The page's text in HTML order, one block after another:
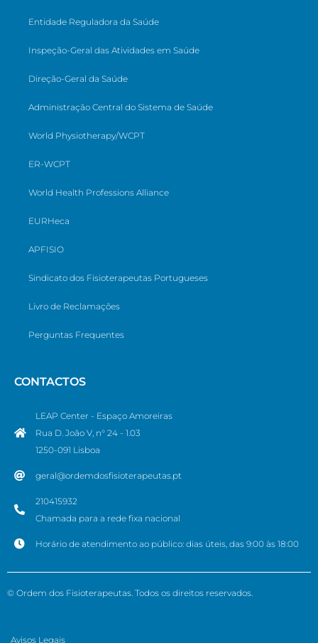
Entidade Reguladora da Saúde
Inspeção-Geral das Atividades em Saúde
Direção-Geral da Saúde
Administração Central do Sistema de Saúde
World Physiotherapy/WCPT
ER-WCPT
World Health Professions Alliance
EURHeca
APFISIO
Sindicato dos Fisioterapeutas Portugueses
Livro de Reclamações
Perguntas Frequentes
CONTACTOS
LEAP Center - Espaço Amoreiras
Rua D. João V, n° 24 - 1.03
1250-091 Lisboa
geral@ordemdosfisioterapeutas.pt
210415932
Chamada para a rede fixa nacional
Horário de atendimento ao público: dias úteis, das 9:00 às 18:00
© Ordem dos Fisioterapeutas. Todos os direitos reservados.
Avisos Legais